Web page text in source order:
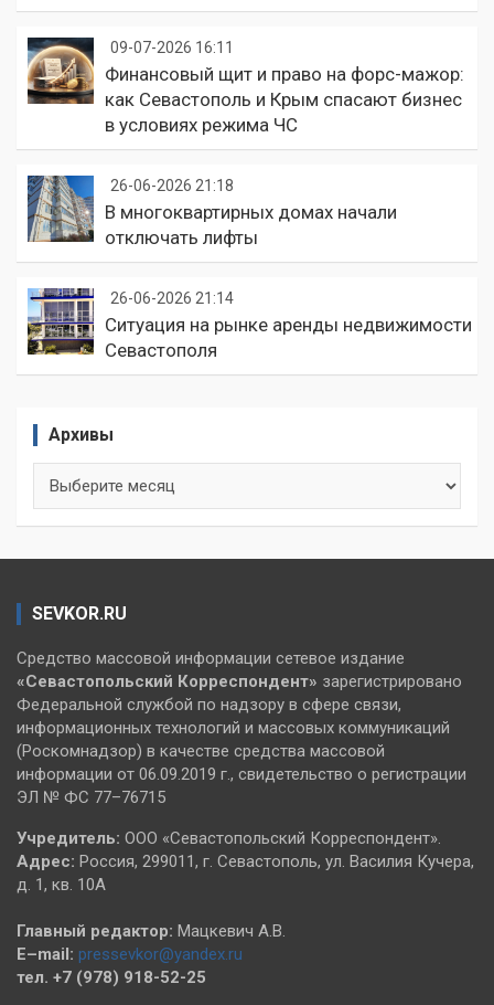
09-07-2026 16:11
Финансовый щит и право на форс-мажор:
как Севастополь и Крым спасают бизнес
в условиях режима ЧС
26-06-2026 21:18
В многоквартирных домах начали
отключать лифты
26-06-2026 21:14
Ситуация на рынке аренды недвижимости
Севастополя
Архивы
SEVKOR.RU
Средство массовой информации сетевое издание
«Севастопольский Корреспондент» зарегистрировано
Федеральной службой по надзору в сфере связи,
информационных технологий и массовых коммуникаций
(Роскомнадзор) в качестве средства массовой
информации от 06.09.2019 г., свидетельство о регистрации
ЭЛ № ФС 77–76715
Учредитель: ООО «Севастопольский Корреспондент».
Адрес: Россия, 299011, г. Севастополь, ул. Василия Кучера,
д. 1, кв. 10А
Главный редактор: Мацкевич А.В.
E–mail: pressevkor@yandex.ru
тел. +7 (978) 918-52-25